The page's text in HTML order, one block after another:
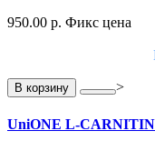
950.00 р. Фикс цена
В корзину >
UniONE L-